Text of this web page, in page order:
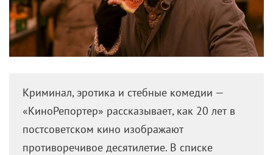
Криминал, эротика и стебные комедии —
«КиноРепортер» рассказывает, как 20 лет в
постсоветском кино изображают
противоречивое десятилетие. В списке